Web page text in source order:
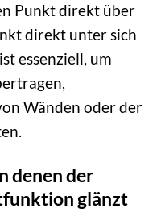
Punkt direkt über
direkt unter sich
essenziell, um
Wänden oder der
denen der
glänzt